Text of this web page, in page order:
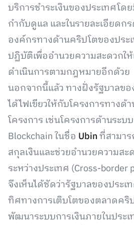
บริการชำระเงินของประเทศโด
กำกับดูแล และในรายละเอียดก
องค์กรทางด้านคริปโตของประ
ปฏิบัติเพื่ออำนวยความสะดวกใ
ดำเนินการตามกฎหมายอีกด้วย
นอกจากนี้แล้ว ทางฝั่งรัฐบาลขอ
ได้ไฟเขียวให้กับโครงการทางด้
โครงการ เช่นโครงการด้านระบ
Blockchain ในชื่อ Ubinที่สามา
สกุลเงินและช่วยอำนวยความสะ
ระหว่างประเทศ (Cross-border
จึงเห็นได้ชัดว่ารัฐบาลของประ
ทิศทางการเติบโตของตลาดคริ
พัฒนาระบบการเงินภายในประ